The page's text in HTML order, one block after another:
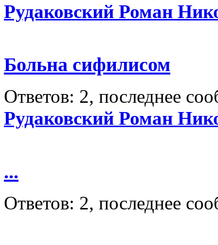
Рудаковский Роман
Больна сифилисом
Ответов: 2, последнее
Рудаковский Роман
...
Ответов: 2, последнее